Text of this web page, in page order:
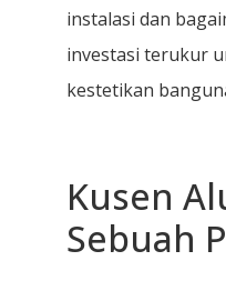
instalasi dan
investasi terukur
kestetikan
Kusen
Sebuah